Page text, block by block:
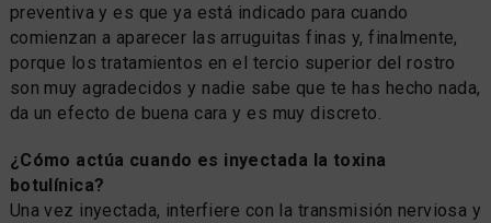
preventiva y es que ya está indicado para cuando
comienzan a aparecer las arruguitas finas y, finalmente,
porque los tratamientos en el tercio superior del rostro
son muy agradecidos y nadie sabe que te has hecho nada,
da un efecto de buena cara y es muy discreto.
¿Cómo actúa cuando es inyectada la toxina
botulínica?
Una vez inyectada, interfiere con la transmisión nerviosa y